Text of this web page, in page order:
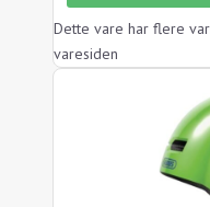
Dette vare har flere
varesiden